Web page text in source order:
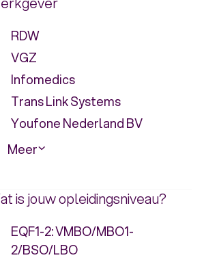
RDW
VGZ
Infomedics
Trans Link Systems
Youfone Nederland BV
Meer
is jouw opleidingsniveau?
EQF1-2: VMBO/MBO1-
2/BSO/LBO